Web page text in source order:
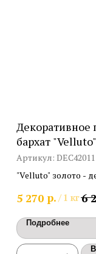
Декоративное
бархат
Артикул: DEC42011
"Velluto" золото -
5 270 р. / 1 кг6
Подробнее